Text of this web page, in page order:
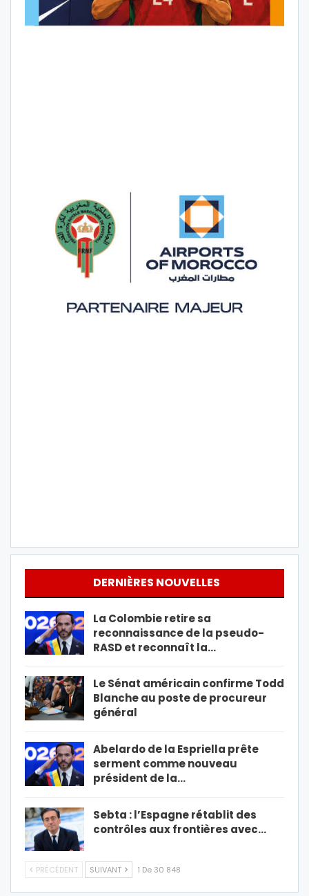
DERNIÈRES NOUVELLES
La Colombie retire sa
reconnaissance de la pseudo-
RASD et reconnaît la…
Le Sénat américain confirme Todd
Blanche au poste de procureur
général
Abelardo de la Espriella prête
serment comme nouveau
président de la…
Sebta : l’Espagne rétablit des
contrôles aux frontières avec…
PRÉCÉDENT SUIVANT 1 De 30 848